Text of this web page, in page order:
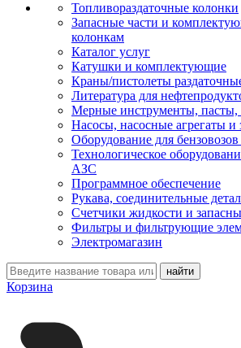
Топливораздаточные колонки
Запасные части и
колонкам
Каталог услуг
Катушки и комплектующие
Краны/пистолеты
Литература для
Мерные инструменты, пасты,
Насосы, насосные агрегаты и
Оборудование для
Технологическое
АЗС
Программное обеспечение
Рукава, соединительные
Счетчики жидкости и
Фильтры и фильтрующие
Электромагазин
Корзина